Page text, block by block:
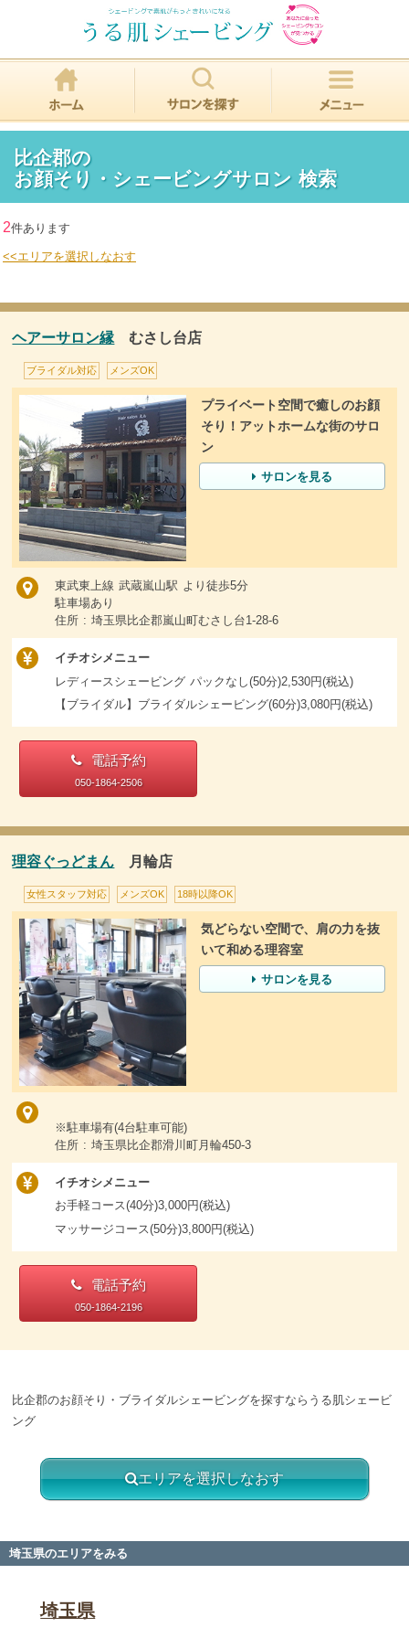
比企郡の
お顔そり・シェービングサロン 検索
2件あります
<<エリアを選択しなおす
ヘアーサロン縁 むさし台店
ブライダル対応 メンズOK
プライベート空間で癒しのお顔
そり！アットホームな街のサロ
ン
サロンを見る
東武東上線 武蔵嵐山駅 より徒歩5分
駐車場あり
住所 : 埼玉県比企郡嵐山町むさし台1-28-6
イチオシメニュー
レディースシェービング パックなし(50分)2,530円(税込)
【ブライダル】ブライダルシェービング(60分)3,080円(税込)
電話予約
050-1864-2506
理容ぐっどまん 月輪店
女性スタッフ対応 メンズOK 18時以降OK
気どらない空間で、肩の力を抜
いて和める理容室
サロンを見る
※駐車場有(4台駐車可能)
住所 : 埼玉県比企郡滑川町月輪450-3
イチオシメニュー
お手軽コース(40分)3,000円(税込)
マッサージコース(50分)3,800円(税込)
電話予約
050-1864-2196
比企郡のお顔そり・ブライダルシェービングを探すならうる肌シェービ
ング
エリアを選択しなおす
埼玉県のエリアをみる
埼玉県